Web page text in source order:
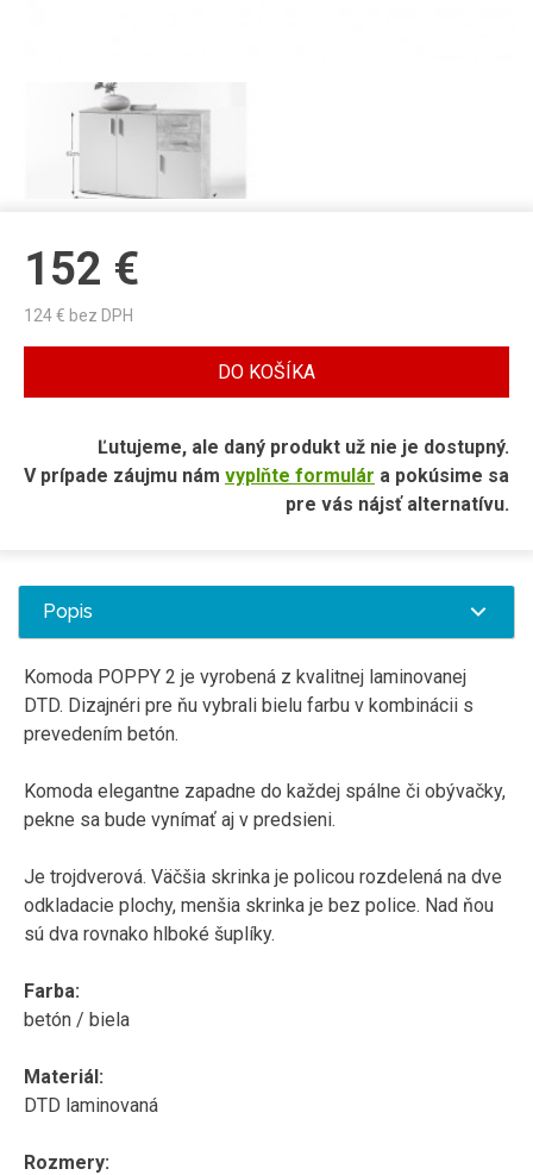
152 €
124€ bez DPH
DO KOŠÍKA
Ľutujeme, ale daný produkt už nie je dostupný.
V prípade záujmu nám vyplňte formulár a pokúsime sa
pre vás nájsť alternatívu.
Popis
Komoda POPPY 2 je vyrobená z kvalitnej laminovanej
DTD. Dizajnéri pre ňu vybrali bielu farbu v kombinácii s
prevedením betón.
Komoda elegantne zapadne do každej spálne či obývačky,
pekne sa bude vynímať aj v predsieni.
Je trojdverová. Väčšia skrinka je policou rozdelená na dve
odkladacie plochy, menšia skrinka je bez police. Nad ňou
sú dva rovnako hlboké šuplíky.
Farba:
betón / biela
Materiál:
DTD laminovaná
Rozmery: